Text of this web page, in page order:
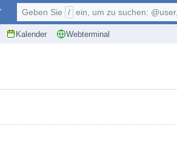
Kalender Webterminal
Geben Sie / ein, um zu suchen: @user, $symbol, ...